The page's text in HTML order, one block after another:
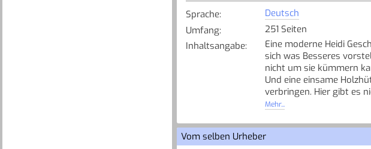
Sprache:
Deutsch
Umfang:
251 Seiten
Inhaltsangabe:
Eine moderne Heidi
sich was Besseres
nicht um sie kümmern
Und eine einsame
verbringen. Hier gibt es
will abhauen, zurück in
Mehr...
Vom selben Urheber